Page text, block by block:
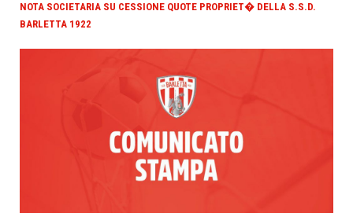
NOTA SOCIETARIA SU CESSIONE QUOTE PROPRIET� DELLA S.S.D.
BARLETTA 1922